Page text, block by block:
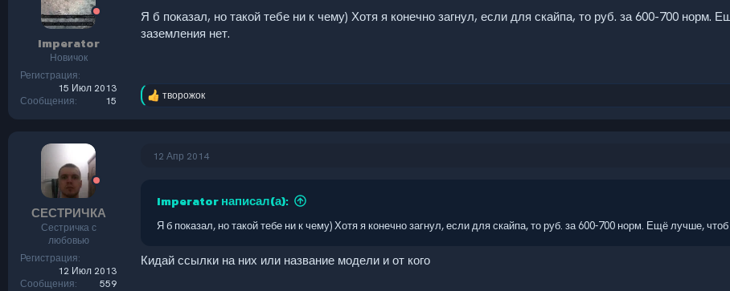
Imperator
Новичок
Регистрация
15 Июл 2013
Сообщения
15
Я б показал, но такой тебе ни к чему) Хотя я конечно загнул, если для скайпа, то руб. за 600-700
заземления нет.
Р
творожок
СЕСТРИЧКА
Сестричка с
любовью
Регистрация
12 Июл 2013
Сообщения
559
12 Апр 2014
Imperator написал(а):
Я б показал, но такой тебе ни к чему) Хотя я конечно загнул, если для скайпа, то руб. за 600-700 норм. Ещё лучше,
Кидай ссылки на них или название модели и от кого